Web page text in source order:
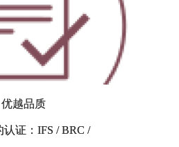
优越品质
认证：IFS / BRC /